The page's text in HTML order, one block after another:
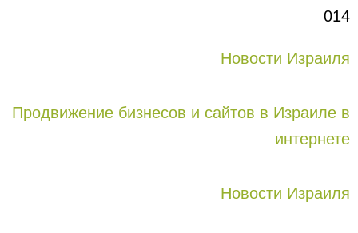
014
Новости Израиля
Продвижение бизнесов и сайтов в Израиле в
интернете
Новости Израиля